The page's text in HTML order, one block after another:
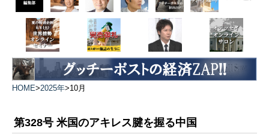
HOME>2025年>10月
第328号 米国のアキレス腱を握る中国